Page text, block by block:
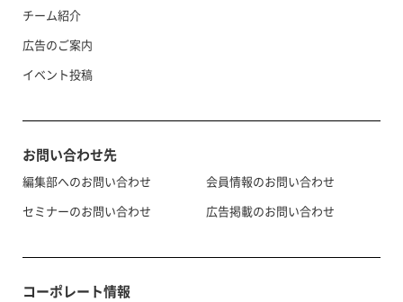
チーム紹介
広告のご案内
イベント投稿
お問い合わせ先
編集部へのお問い合わせ
セミナーのお問い合わせ
会員情報のお問い合わせ
広告掲載のお問い合わせ
コーポレート情報